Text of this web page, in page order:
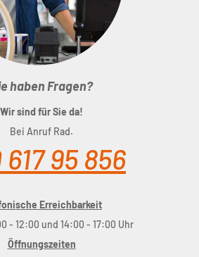
haben Fragen?
Wir sind für Sie da!
Bei Anruf Rad.
95 856
Erreichbarkeit
- 12:00 und 14:00 - 17:00 Uhr
Öffnungszeiten